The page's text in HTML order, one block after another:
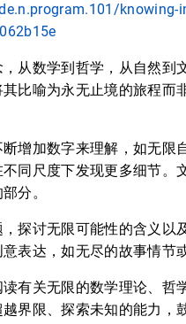
knowing-
从数学到哲学，从自然
比喻为永无止境的旅程
增加数字来理解，如无
同尺度下发现更多细节
分。
探讨无限可能性的含义以
表达，如无尽的故事情节
有关无限的数学理论、哲
界限、探索未知的能力